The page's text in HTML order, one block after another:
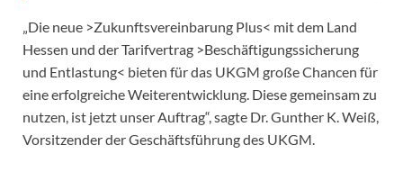
„Die neue >Zukunftsvereinbarung Plus< mit dem Land
Hessen und der Tarifvertrag >Beschäftigungssicherung
und Entlastung< bieten für das UKGM große Chancen für
eine erfolgreiche Weiterentwicklung. Diese gemeinsam zu
nutzen, ist jetzt unser Auftrag“, sagte Dr. Gunther K. Weiß,
Vorsitzender der Geschäftsführung des UKGM.